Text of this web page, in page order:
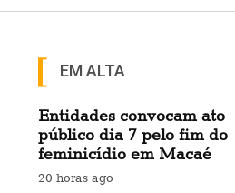
EM ALTA
Entidades convocam ato
público dia 7 pelo fim do
feminicídio em Macaé
20 horas ago